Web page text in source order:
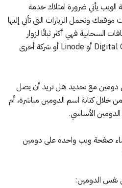
يأتي ضرورة امتلاك خدمة
وتحمل الزيارات التي تأتي إليها
السحابية فهي أكثر ثباتًا لزوار
Digital أو Linode أو شركة أخرى
دومين مع تحديد هل تريد أن يصل
خلال كتابة اسم الدومين مباشرة، أم
الأساسي.
صفحة ويب واحدة على دومين
نفس الدومين: